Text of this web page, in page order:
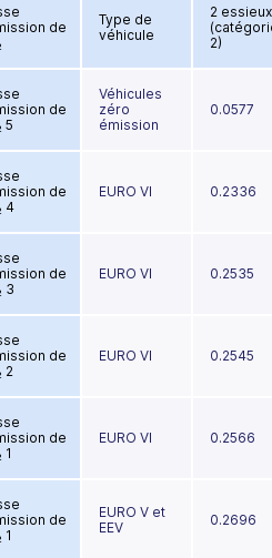
de
Type de
véhicule
2 essieux
2)
de
5
Véhicules
zéro
émission
0.0577
de
4
EURO VI 0.2336
de
3
EURO VI 0.2535
de
2
EURO VI 0.2545
de
1
EURO VI 0.2566
de
1
EURO V et
EEV
0.2696